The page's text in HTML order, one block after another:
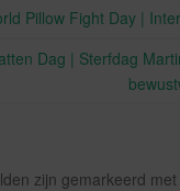
Pillow Fight Day |
Dag | Sterfdag
zijn gemarkeerd met